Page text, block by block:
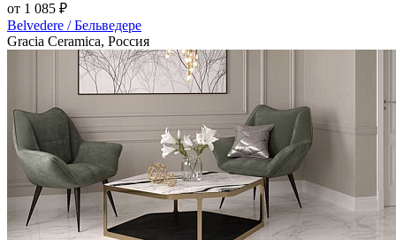
от 1 085 ₽
Belvedere / Бельведере
Gracia Ceramica, Россия